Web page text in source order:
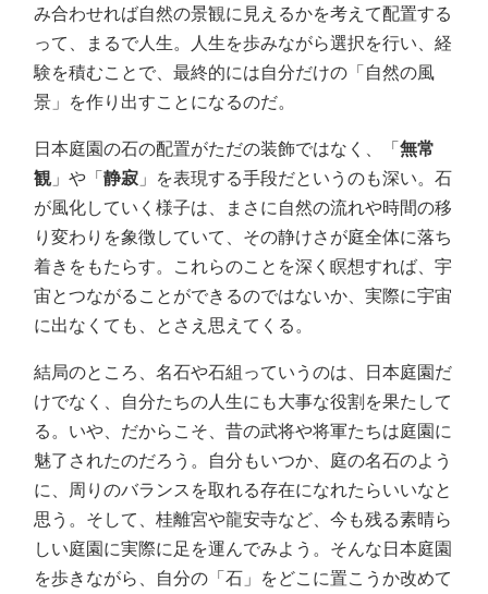
み合わせれば自然の景観に見えるかを考えて配置する
って、まるで人生。人生を歩みながら選択を行い、経
験を積むことで、最終的には自分だけの「自然の風
景」を作り出すことになるのだ。
日本庭園の石の配置がただの装飾ではなく、「無常
観」や「静寂 」を表現する手段だというのも深い。石
が風化していく様子は、まさに自然の流れや時間の移
り変わりを象徴していて、その静けさが庭全体に落ち
着きをもたらす。これらのことを深く瞑想すれば、宇
宙とつながることができるのではないか、実際に宇宙
に出なくても、とさえ思えてくる。
結局のところ、名石や石組っていうのは、日本庭園だ
けでなく、自分たちの人生にも大事な役割を果たして
る。いや、だからこそ、昔の武将や将軍たちは庭園に
魅了されたのだろう。自分もいつか、庭の名石のよう
に、周りのバランスを取れる存在になれたらいいなと
思う。そして、桂離宮や龍安寺など、今も残る素晴ら
しい庭園に実際に足を運んでみよう。そんな日本庭園
を歩きながら、自分の「石」をどこに置こうか改めて